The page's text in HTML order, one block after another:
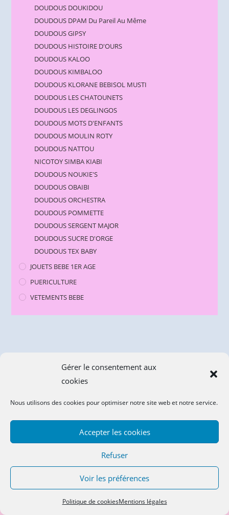
Gérer le consentement aux
cookies
Nous utilisons des cookies pour optimiser notre site web et notre service.
Accepter les cookies
Refuser
Voir les préférences
Politique de cookiesMentions légales
DOUDOUS DOUKIDOU
DOUDOUS DPAM Du Pareil Au Même
DOUDOUS GIPSY
DOUDOUS HISTOIRE D'OURS
DOUDOUS KALOO
DOUDOUS KIMBALOO
DOUDOUS KLORANE BEBISOL MUSTI
DOUDOUS LES CHATOUNETS
DOUDOUS LES DEGLINGOS
DOUDOUS MOTS D'ENFANTS
DOUDOUS MOULIN ROTY
DOUDOUS NATTOU
NICOTOY SIMBA KIABI
DOUDOUS NOUKIE'S
DOUDOUS OBAIBI
DOUDOUS ORCHESTRA
DOUDOUS POMMETTE
DOUDOUS SERGENT MAJOR
DOUDOUS SUCRE D'ORGE
DOUDOUS TEX BABY
JOUETS BEBE 1ER AGE
PUERICULTURE
VETEMENTS BEBE
Politique de confidentialité
Mentions légales
Politique de cookies (UE)
SUIVEZ-NOUS !!!